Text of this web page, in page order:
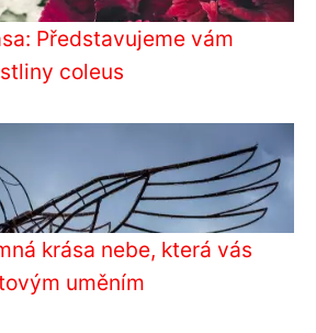
Představujeme vám
coleus
krása nebe, která vás
uměním